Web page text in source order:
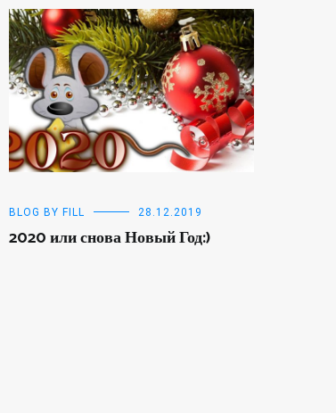
BLOG BY FILL 28.12.2019
2020 или снова Новый Год:)